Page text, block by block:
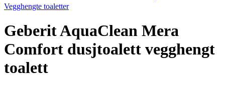
Vegghengte toaletter
Geberit AquaClean Mera
Comfort dusjtoalett vegghengt
toalett